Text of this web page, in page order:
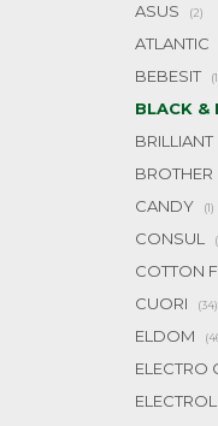
ASUS (2)
ATLANTIC
BEBESIT
BLACK &
BRILLIANT
BROTHER
CANDY (1)
CONSUL
COTTON
CUORI (34)
ELDOM
ELECTRO